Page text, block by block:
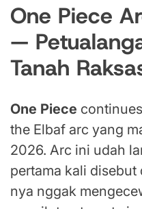
One Piece
—
Tanah
One Piece
the Elbaf arc yang
2026. Arc ini udah
pertama kali
nya nggak